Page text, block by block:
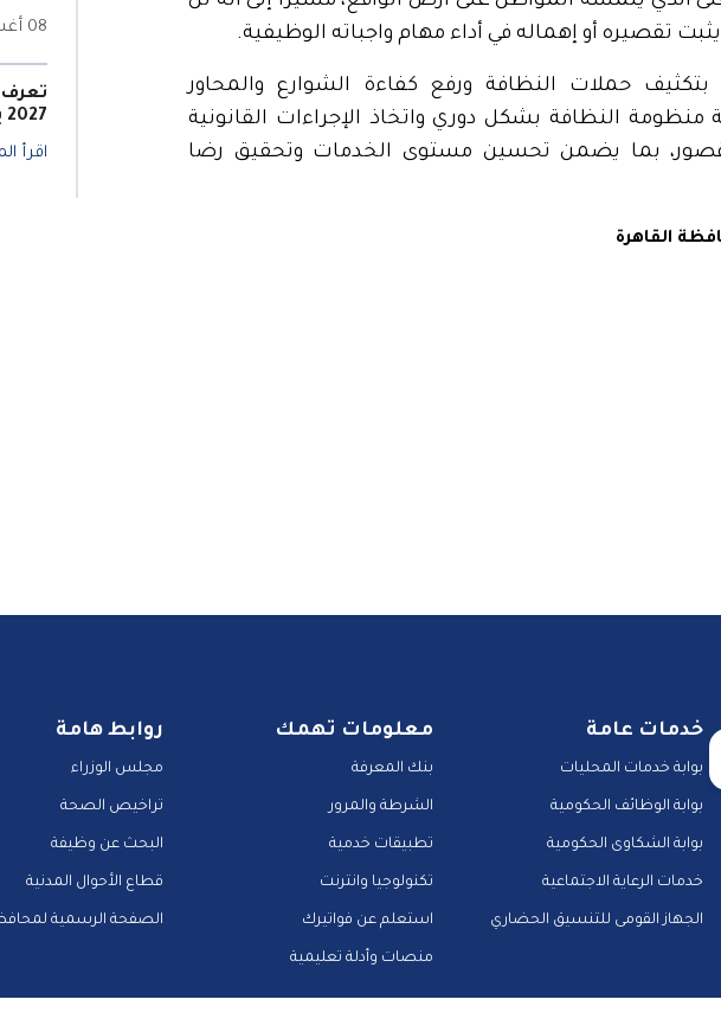
تقصيره أو إهماله في أداء مهام واجباته الوظيفية.
بتكثيف حملات النظافة ورفع كفاءة الشوارع والمحاور
منظومة النظافة بشكل دوري واتخاذ الإجراءات القانونية
أى قصور، بما يضمن تحسين مستوى الخدمات وتحقيق رضا
القاهرة
08 أغسطس 2026
تعرف
2027 بالمنافذ المعتمدة
اقرأ
خدمات عامة
بوابة خدمات المحليات
بوابة الوظائف الحكومية
بوابة الشكاوى الحكومية
خدمات الرعاية الاجتماعية
الجهاز القومى للتنسيق الحضاري
معلومات تهمك
بنك المعرفة
الشرطة والمرور
تطبيقات خدمية
تكنولوجيا وانترنت
استعلم عن فواتيرك
منصات وأدلة تعليمية
روابط هامة
مجلس الوزراء
تراخيص الصحة
البحث عن وظيفة
قطاع الأحوال المدنية
الصفحة الرسمية